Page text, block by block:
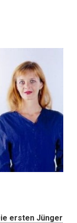
ersten Jünger